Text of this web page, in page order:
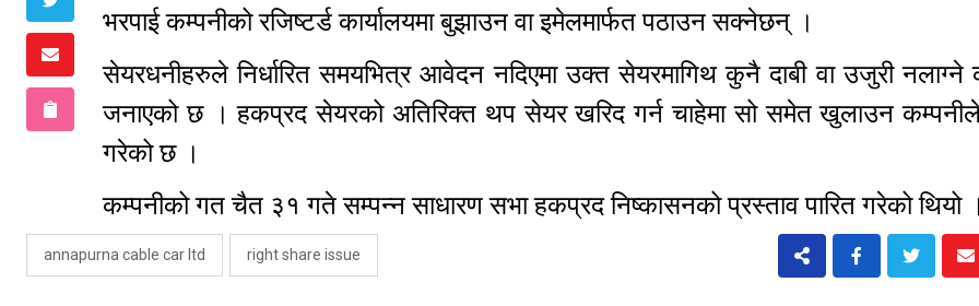
भरपाई कम्पनीको रजिष्टर्ड कार्यालयमा बुझाउन वा इमेलमार्फत पठाउन सक्नेछन् ।
सेयरधनीहरुले निर्धारित समयभित्र आवेदन नदिएमा उक्त सेयरमागिथ कुनै दाबी वा उजुरी नलाग्ने
जनाएको छ । हकप्रद सेयरको अतिरिक्त थप सेयर खरिद गर्न चाहेमा सो समेत खुलाउन
गरेको छ ।
कम्पनीको गत चैत ३१ गते सम्पन्न साधारण सभा हकप्रद निष्कासनको प्रस्ताव पारित गरेको थियो ।
annapurna cable car ltd right share issue